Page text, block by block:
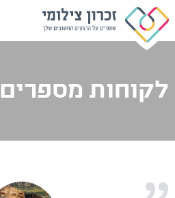
לקוחות מספרים